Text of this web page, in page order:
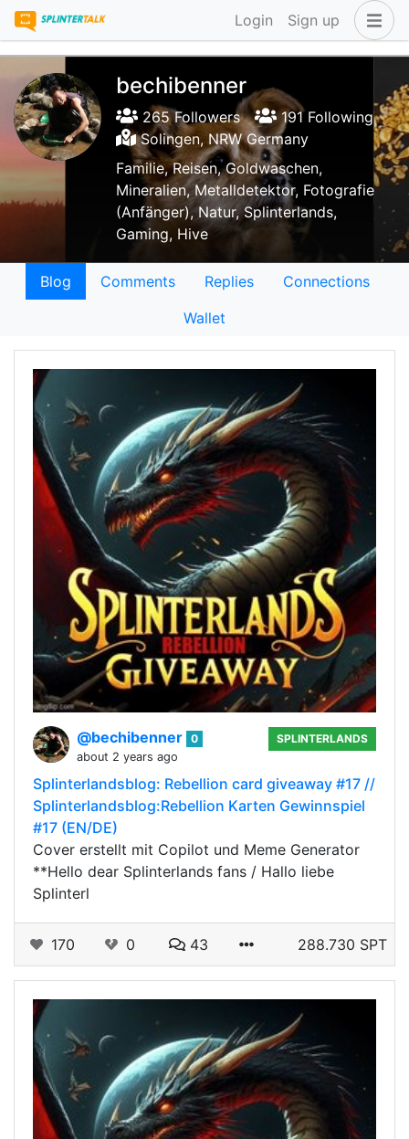
Login Sign up
bechibenner
265 Followers
191 Following
Solingen, NRW Germany
Familie, Reisen, Goldwaschen,
Mineralien, Metalldetektor, Fotografie
(Anfänger), Natur, Splinterlands,
Gaming, Hive
Blog Comments Replies
Connections
Wallet
@bechibenner 0
about 2 years ago
SPLINTERLANDS
Splinterlandsblog: Rebellion card giveaway #17 //
Splinterlandsblog:Rebellion Karten Gewinnspiel
#17 (EN/DE)
Cover erstellt mit Copilot und Meme Generator
**Hello dear Splinterlands fans / Hallo liebe
Splinterl
170 0 43 288.730 SPT